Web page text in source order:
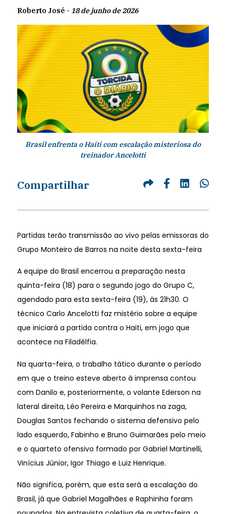
Roberto José - 18 de junho de 2026
Brasil enfrenta o Haiti com escalação misteriosa do
treinador Ancelotti
Compartilhar
Partidas terão transmissão ao vivo pelas emissoras do
Grupo Monteiro de Barros na noite desta sexta-feira
A equipe do Brasil encerrou a preparação nesta
quinta-feira (18) para o segundo jogo do Grupo C,
agendado para esta sexta-feira (19), às 21h30. O
técnico Carlo Ancelotti faz mistério sobre a equipe
que iniciará a partida contra o Haiti, em jogo que
acontece na Filadélfia.
Na quarta-feira, o trabalho tático durante o período
em que o treino esteve aberto à imprensa contou
com Danilo e, posteriormente, o volante Ederson na
lateral direita, Léo Pereira e Marquinhos na zaga,
Douglas Santos fechando o sistema defensivo pelo
lado esquerdo, Fabinho e Bruno Guimarães pelo meio
e o quarteto ofensivo formado por Gabriel Martinelli,
Vinícius Júnior, Igor Thiago e Luiz Henrique.
Não significa, porém, que esta será a escalação do
Brasil, já que Gabriel Magalhães e Raphinha foram